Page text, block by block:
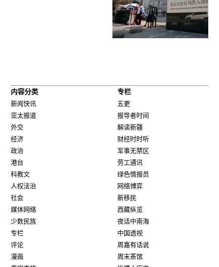
内容分类
新闻快讯
亚太报道
外交
经济
政治
港台
科教文
人权法治
社会
媒体网络
少数民族
专栏
评论
漫画
专栏
五更
报导者时间
解读新疆
财经时时听
军事无禁区
劳工通讯
绿色情报员
网络博弈
新移民
西藏纵览
夜话中南海
中国透视
周嘉有话说
周末茶馆